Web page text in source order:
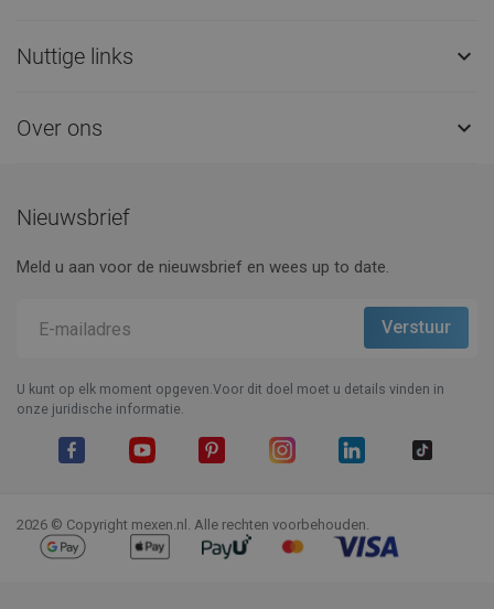
Nuttige links 
Over ons 
Nieuwsbrief
Meld u aan voor de nieuwsbrief en wees up to date.
U kunt op elk moment opgeven.Voor dit doel moet u details vinden in
onze juridische informatie.
2026 © Copyright mexen.nl. Alle rechten voorbehouden.